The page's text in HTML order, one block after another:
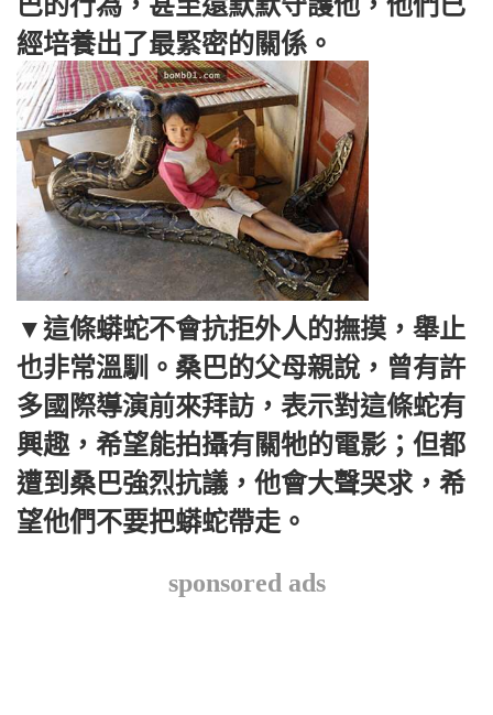
經培養出了最緊密的關係。
▼這條蟒蛇不會抗拒外人的撫摸，舉止
也非常溫馴。桑巴的父母親說，曾有許
多國際導演前來拜訪，表示對這條蛇有
興趣，希望能拍攝有關牠的電影；但都
遭到桑巴強烈抗議，他會大聲哭求，希
望他們不要把蟒蛇帶走。
sponsored ads